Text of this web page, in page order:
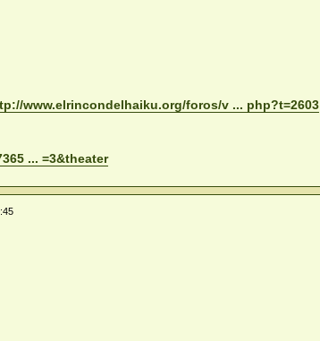
www.elrincondelhaiku.org/foros/v ... php?t=2603
... =3&theater